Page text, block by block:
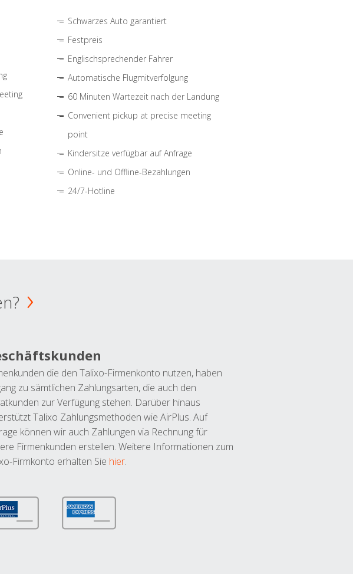
Schwarzes Auto garantiert
Festpreis
Englischsprechender Fahrer
Automatische Flugmitverfolgung
60 Minuten Wartezeit nach der Landung
Convenient pickup at precise meeting
point
Kindersitze verfügbar auf Anfrage
Online- und Offline-Bezahlungen
24/7-Hotline
die den Talixo-Firmenkonto nutzen, haben
zu sämtlichen Zahlungsarten, die auch den
zur Verfügung stehen. Darüber hinaus
Talixo Zahlungsmethoden wie AirPlus. Auf
können wir auch Zahlungen via Rechnung für
Firmenkunden erstellen. Weitere Informationen zum
Firmkonto erhalten Sie hier.